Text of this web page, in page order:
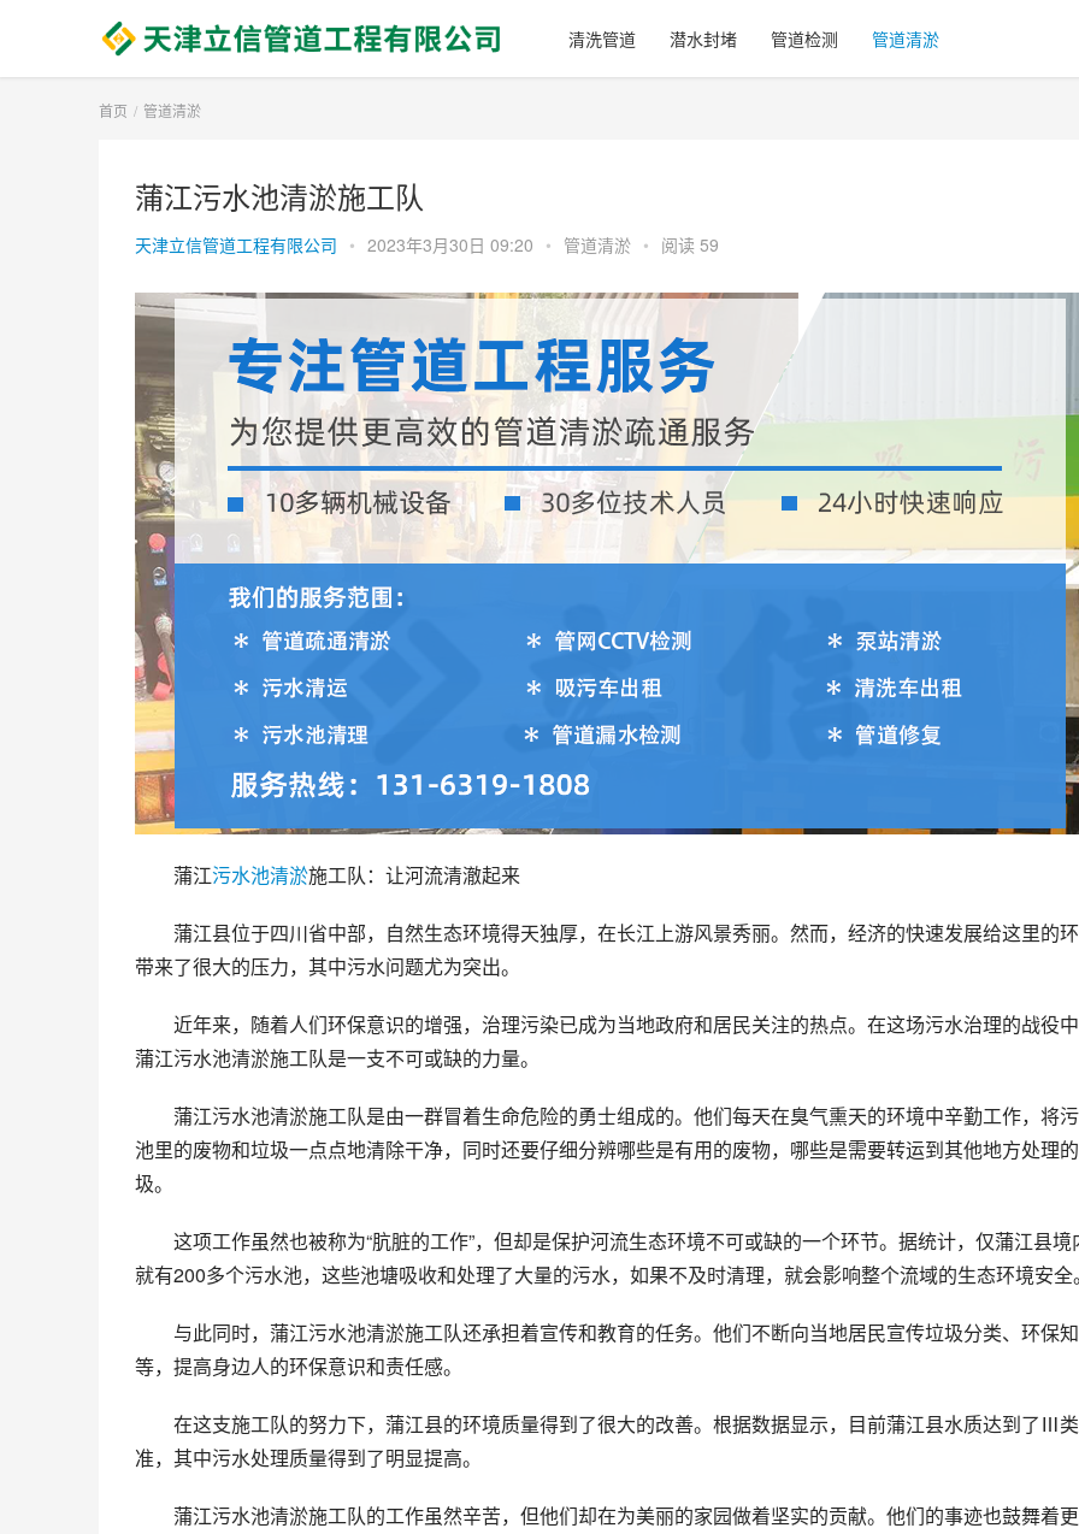
清洗管道 潜水封堵 管道检测 管道清淤
首页 管道清淤
蒲江污水池清淤施工队
天津立信管道工程有限公司 • 2023年3月30日 09:20 • 管道清淤 • 阅读 59
蒲江污水池清淤施工队：让河流清澈起来
蒲江县位于四川省中部，自然生态环境得天独厚，在长江上游风景秀丽。然而，经济的快速发展给这里的
带来了很大的压力，其中污水问题尤为突出。
近年来，随着人们环保意识的增强，治理污染已成为当地政府和居民关注的热点。在这场污水治理的战役
蒲江污水池清淤施工队是一支不可或缺的力量。
蒲江污水池清淤施工队是由一群冒着生命危险的勇士组成的。他们每天在臭气熏天的环境中辛勤工作，将
池里的废物和垃圾一点点地清除干净，同时还要仔细分辨哪些是有用的废物，哪些是需要转运到其他地方处理
圾。
这项工作虽然也被称为“肮脏的工作”，但却是保护河流生态环境不可或缺的一个环节。据统计，仅蒲江县境
就有200多个污水池，这些池塘吸收和处理了大量的污水，如果不及时清理，就会影响整个流域的生态环境安全
与此同时，蒲江污水池清淤施工队还承担着宣传和教育的任务。他们不断向当地居民宣传垃圾分类、环保
等，提高身边人的环保意识和责任感。
在这支施工队的努力下，蒲江县的环境质量得到了很大的改善。根据数据显示，目前蒲江县水质达到了Ⅲ
准，其中污水处理质量得到了明显提高。
蒲江污水池清淤施工队的工作虽然辛苦，但他们却在为美丽的家园做着坚实的贡献。他们的事迹也鼓舞着